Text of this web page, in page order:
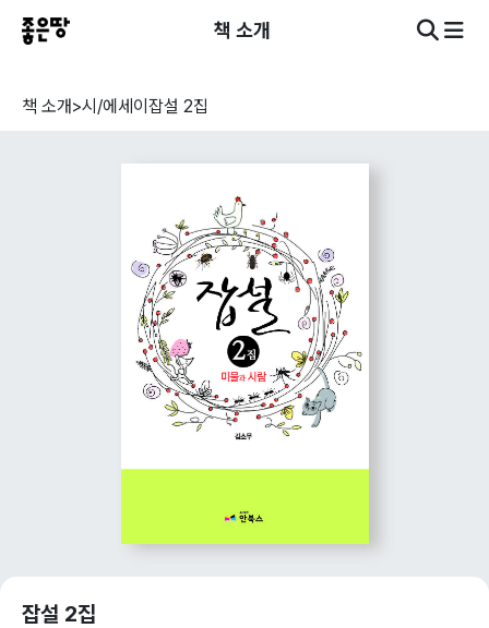
책 소개
책 소개>시/에세이 잡설 2집
잡설 2집